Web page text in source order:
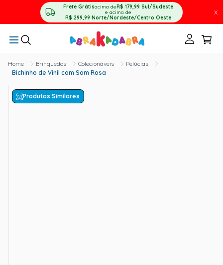
Frete Grátisacima deR$ 179,99 Sul/Sudeste
e acima de
R$ 299,99 Norte/Nordeste/Centro Oeste
X
Brinquedos Colecionáveis
Pelúcias
Bichinho de Vinil com Som Rosa
Produtos Similares